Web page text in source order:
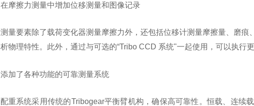
在摩擦力测量中增加位移测量和图像记录
测量要素除了载荷变化器测量摩擦力外，还包括位移计测量摩擦量、磨痕
析物理特性。 此外，通过与可选的“Tribo CCD 系统"一起使用，可以执行
添加了各种功能的可靠测量系统
配重系统采用传统的Tribogear平衡臂机构，确保高可靠性。恒载、连续